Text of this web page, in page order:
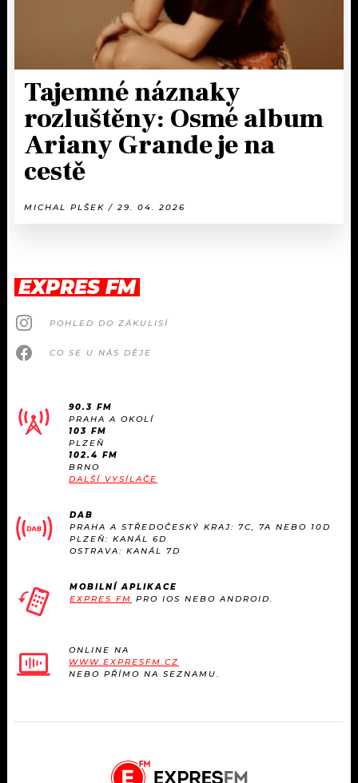
Tajemné náznaky
rozluštěny: Osmé album
Ariany Grande je na
cestě
MICHAL PLŠEK / 29. 04. 2026
EXPRES FM
POHLED DO ZÁKULISÍ
CO SE U NÁS DĚJE
90.3 FM
PRAHA A OKOLÍ
103 FM
PLZEŇ
102.4 FM
BRNO
DALŠÍ VYSÍLAČE
DAB
PRAHA A STŘEDOČESKÝ KRAJ: 7C, 7A NEBO 10D
PLZEŇ: KANÁL 6D
OSTRAVA: KANÁL 7D
MOBILNÍ APLIKACE
EXPRES FM PRO IOS NEBO ANDROID.
ONLINE NA
WWW.EXPRESFM.CZ
NEBO PŘÍMO NA SEZNAMU.